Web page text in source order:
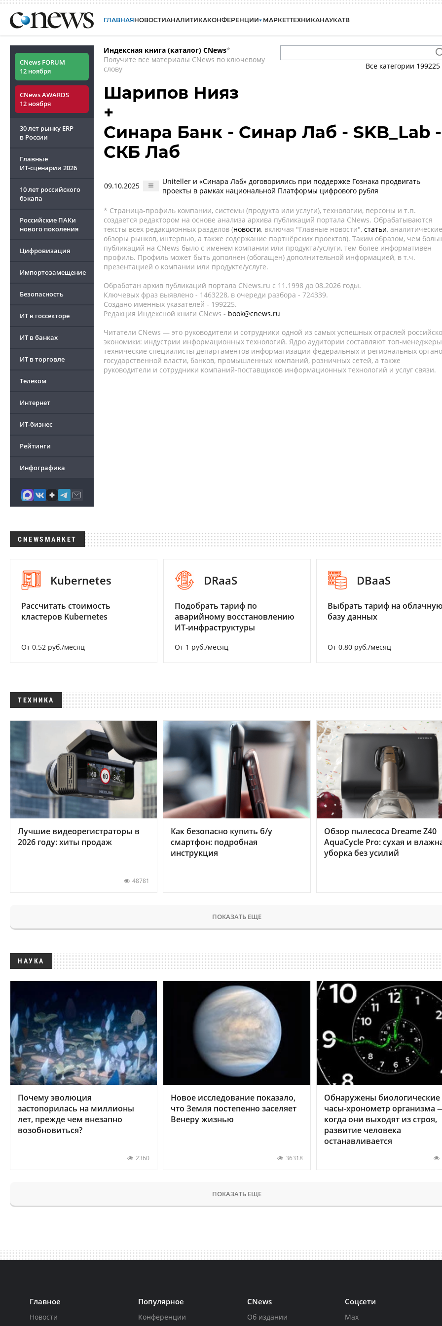
ГЛАВНАЯНОВОСТИАНАЛИТИКАКОНФЕРЕНЦИИ МАРКЕТТЕХНИКАНАУКАТВ
CNews FORUM
12 ноября
CNews AWARDS
12 ноября
30 лет рынку ERP
в России
Главные
ИТ-сценарии 2026
10 лет российского
бэкапа
Российские ПАКи
нового поколения
Цифровизация
Импортозамещение
Безопасность
ИТ в госсекторе
ИТ в банках
ИТ в торговле
Телеком
Интернет
ИТ-бизнес
Рейтинги
Инфографика
Индексная книга (каталог) CNews*
Получите все материалы CNews по ключевому
слову
Все категории 199225
Шарипов Нияз
+
Синара Банк - Синар Лаб - SKB_Lab -
СКБ Лаб
09.10.2025
Uniteller и «Синара Лаб» договорились при поддержке Гознака продвигать
проекты в рамках национальной Платформы цифрового рубля
* Страница-профиль компании, системы (продукта или услуги), технологии, персоны и т.п.
создается редактором на основе анализа архива публикаций портала CNews. Обрабатываются
тексты всех редакционных разделов (новости, включая "Главные новости", статьи, аналитические
обзоры рынков, интервью, а также содержание партнёрских проектов). Таким образом, чем
публикаций на CNews было с именем компании или продукта/услуги, тем более информативен
профиль. Профиль может быть дополнен (обогащен) дополнительной информацией, в т.ч.
презентацией о компании или продукте/услуге.
Обработан архив публикаций портала CNews.ru c 11.1998 до 08.2026 годы.
Ключевых фраз выявлено - 1463228, в очереди разбора - 724339.
Создано именных указателей - 199225.
Редакция Индексной книги CNews - book@cnews.ru
Читатели CNews — это руководители и сотрудники одной из самых успешных отраслей
экономики: индустрии информационных технологий. Ядро аудитории составляют топ-
технические специалисты департаментов информатизации федеральных и региональных
государственной власти, банков, промышленных компаний, розничных сетей, а также
руководители и сотрудники компаний-поставщиков информационных технологий и услуг связи.
CNEWSMARKET
Kubernetes
Рассчитать стоимость
кластеров Kubernetes
От 0.52 руб./месяц
DRaaS
Подобрать тариф по
аварийному восстановлению
ИТ-инфраструктуры
От 1 руб./месяц
DBaaS
Выбрать тариф на
базу данных
От 0.80 руб./месяц
ТЕХНИКА
Лучшие видеорегистраторы в
2026 году: хиты продаж
48781
Как безопасно купить б/у
смартфон: подробная
инструкция
Обзор пылесоса Dreame Z40
AquaCycle Pro: сухая и
уборка без усилий
ПОКАЗАТЬ ЕЩЕ
НАУКА
Почему эволюция
застопорилась на миллионы
лет, прежде чем внезапно
возобновиться?
2360
Новое исследование показало,
что Земля постепенно заселяет
Венеру жизнью
36318
Обнаружены биологические
часы-хронометр организма
когда они выходят из строя,
развитие человека
останавливается
ПОКАЗАТЬ ЕЩЕ
Главное
Новости
Популярное
Конференции
CNews
Об издании
Соцсети
Max